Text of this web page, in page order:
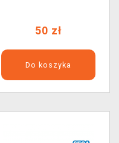
50 zł
Do koszyka